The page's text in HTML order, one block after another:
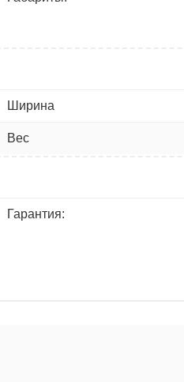
Ширина
Вес
Гарантия: